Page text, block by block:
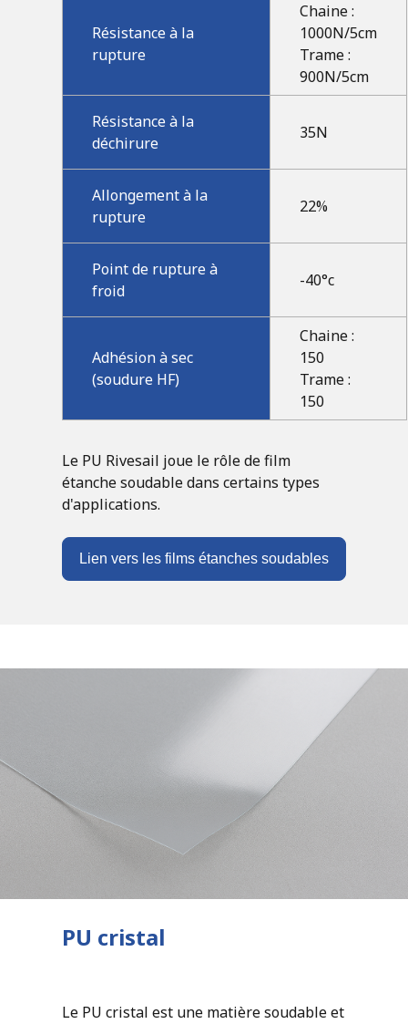
Résistance à la
rupture
Chaine :
1000N/5cm
Trame :
900N/5cm
Résistance à la
déchirure
35N
Allongement à la
rupture
22%
Point de rupture à
froid
-40°c
Adhésion à sec
(soudure HF)
Chaine :
150
Trame :
150
Le PU Rivesail joue le rôle de film
étanche soudable dans certains types
d'applications.
Lien vers les films étanches soudables
PU cristal
Le PU cristal est une matière soudable et